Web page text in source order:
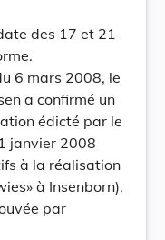
des 17 et 21
6 mars 2008, le
a confirmé un
édicté par le
janvier 2008
à la réalisation
à Insenborn).
par